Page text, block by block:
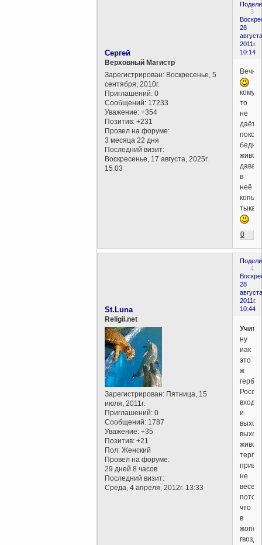
3
28
2011г.
10:14
Сергей
Верховный Магистр
Зарегистрирован: Воскресенье, 5
сентября, 2010г.
Приглашений: 0
Сообщений: 17233
Уважение: +354
Позитив: +231
Провел на форуме:
3 месяца 22 дня
Последний визит:
Воскресенье, 17 августа, 2025г.
15:03
Вечно
кому
то
не
даёт
покоя
давай
в
неё
копья
тыкать
0
4
28
2011г.
10:44
St.Luna
Religii.net
Зарегистрирован: Пятница, 15
июля, 2011г.
Приглашений: 0
Сообщений: 1787
Уважение: +35
Позитив: +21
Пол: Женский
Провел на форуме:
29 дней 8 часов
Последний визит:
Среда, 4 апреля, 2012г. 13:33
ну
иак
это
ж
герб
входит
и
не
что
в
жопе
гвоздь.